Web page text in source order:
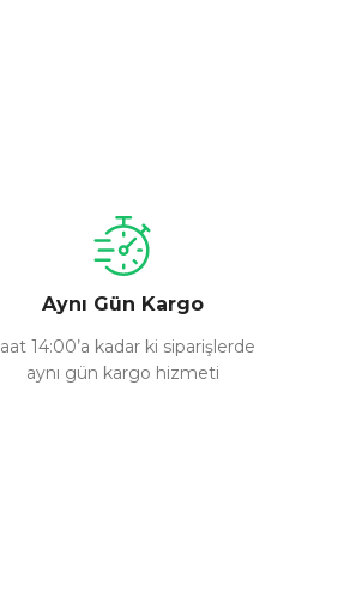
Aynı Gün Kargo
14:00’a kadar ki siparişlerde
aynı gün kargo hizmeti